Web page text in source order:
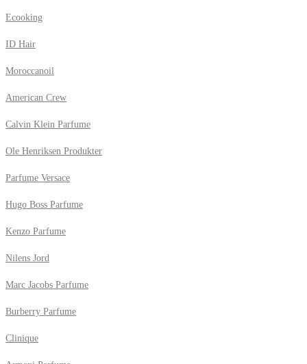
Ecooking
ID Hair
Moroccanoil
American Crew
Calvin Klein Parfume
Ole Henriksen Produkter
Parfume Versace
Hugo Boss Parfume
Kenzo Parfume
Nilens Jord
Marc Jacobs Parfume
Burberry Parfume
Clinique